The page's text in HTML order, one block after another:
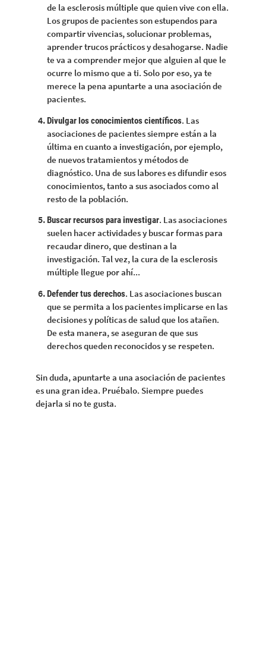
de la esclerosis múltiple que quien vive con ella.
Los grupos de pacientes son estupendos para
compartir vivencias, solucionar problemas,
aprender trucos prácticos y desahogarse. Nadie
te va a comprender mejor que alguien al que le
ocurre lo mismo que a ti. Solo por eso, ya te
merece la pena apuntarte a una asociación de
pacientes.
Divulgar los conocimientos científicos. Las
asociaciones de pacientes siempre están a la
última en cuanto a investigación, por ejemplo,
de nuevos tratamientos y métodos de
diagnóstico. Una de sus labores es difundir esos
conocimientos, tanto a sus asociados como al
resto de la población.
Buscar recursos para investigar. Las asociaciones
suelen hacer actividades y buscar formas para
recaudar dinero, que destinan a la
investigación. Tal vez, la cura de la esclerosis
múltiple llegue por ahí...
Defender tus derechos. Las asociaciones buscan
que se permita a los pacientes implicarse en las
decisiones y políticas de salud que los atañen.
De esta manera, se aseguran de que sus
derechos queden reconocidos y se respeten.
Sin duda, apuntarte a una asociación de pacientes
es una gran idea. Pruébalo. Siempre puedes
dejarla si no te gusta.